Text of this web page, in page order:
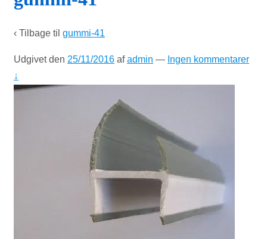
‹ Tilbage til gummi-41
Udgivet den 25/11/2016 afadmin — Ingen kommentarer
↓